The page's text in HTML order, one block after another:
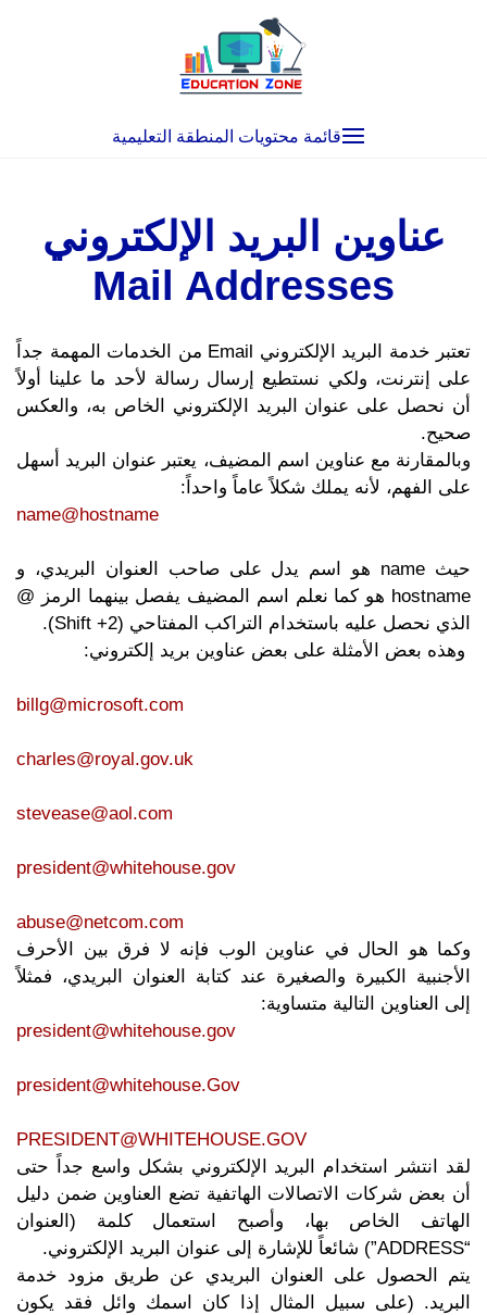
قائمة محتويات المنطقة التعليمية
عناوين البريد الإلكتروني
Mail Addresses
تعتبر خدمة البريد الإلكتروني Email من الخدمات المهمة جداً
على إنترنت، ولكي نستطيع إرسال رسالة لأحد ما علينا أولاً
أن نحصل على عنوان البريد الإلكتروني الخاص به، والعكس
صحيح.
وبالمقارنة مع عناوين اسم المضيف، يعتبر عنوان البريد أسهل
على الفهم، لأنه يملك شكلاً عاماً واحداً:
name@hostname
حيث name هو اسم يدل على صاحب العنوان البريدي، و
hostname هو كما نعلم اسم المضيف يفصل بينهما الرمز @
الذي نحصل عليه باستخدام التراكب المفتاحي (Shift +2).
وهذه بعض الأمثلة على بعض عناوين بريد إلكتروني:
billg@microsoft.com
charles@royal.gov.uk
stevease@aol.com
president@whitehouse.gov
abuse@netcom.com
وكما هو الحال في عناوين الوب فإنه لا فرق بين الأحرف
الأجنبية الكبيرة والصغيرة عند كتابة العنوان البريدي، فمثلاً
إلى العناوين التالية متساوية:
president@whitehouse.gov
president@whitehouse.Gov
PRESIDENT@WHITEHOUSE.GOV
لقد انتشر استخدام البريد الإلكتروني بشكل واسع جداً حتى
أن بعض شركات الاتصالات الهاتفية تضع العناوين ضمن دليل
الهاتف الخاص بها، وأصبح استعمال كلمة (العنوان
“ADDRESS”) شائعاً للإشارة إلى عنوان البريد الإلكتروني.
يتم الحصول على العنوان البريدي عن طريق مزود خدمة
البريد. (على سبيل المثال إذا كان اسمك وائل فقد يكون